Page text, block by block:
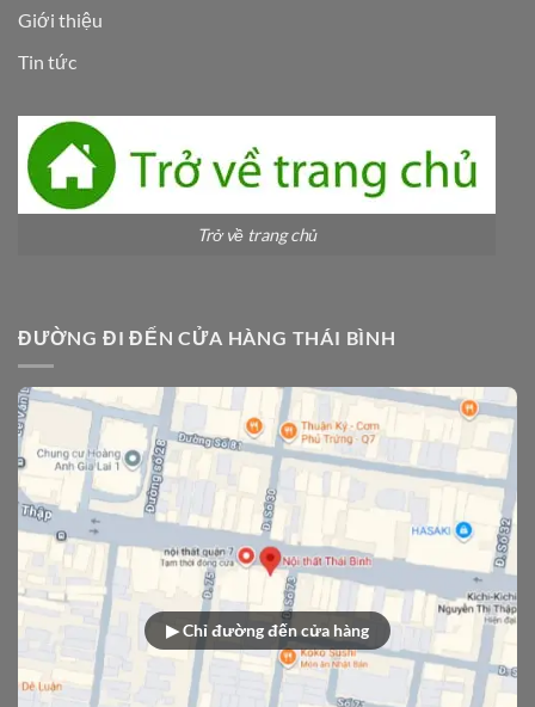
Giới thiệu
Tin tức
Trở về trang chủ
ĐƯỜNG ĐI ĐẾN CỬA HÀNG THÁI BÌNH
▶ Chỉ đường đến cửa hàng